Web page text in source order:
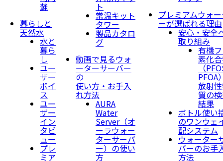
蘇
暮らしと
天然水
水と
暮ら
し
ユー
ザー
ボイ
ス
ユー
ザー
イン
タビ
ュー
プレ
ミア
ト
常温キット
タワー
製品カタロ
グ
動画で見るウォ
ーターサーバー
の
使い方・お手入
れ方法
AURA
Water
Server​（オ
ーラウォー
ターサーバ
ー）の使い
方
プレミアムウォ
ーが選ばれる理由
安心・安全
取り組み
有機
素化
（
PFOA
放射
質の
結果
ボトル使い
のワンウェ
配システム
ウォーター
バーのお手
方法